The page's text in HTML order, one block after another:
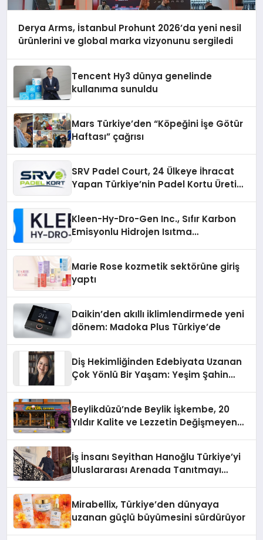
Derya Arms, İstanbul Prohunt 2026’da yeni nesil
ürünlerini ve global marka vizyonunu sergiledi
Tencent Hy3 dünya genelinde
kullanıma sunuldu
Mars Türkiye’den “Köpeğini İşe Götür
Haftası” çağrısı
SRV Padel Court, 24 Ülkeye İhracat
Yapan Türkiye’nin Padel Kortu Üretim
Kleen-Hy-Dro-Gen Inc., Sıfır Karbon
Emisyonlu Hidrojen Isıtma
Marie Rose kozmetik sektörüne giriş
yaptı
Daikin’den akıllı iklimlendirmede yeni
dönem: Madoka Plus Türkiye’de
Diş Hekimliğinden Edebiyata Uzanan
Çok Yönlü Bir Yaşam: Yeşim Şahin
Beylikdüzü’nde Beylik İşkembe, 20
Yıldır Kalite ve Lezzetin Değişmeyen
İş İnsanı Seyithan Hanoğlu Türkiye’yi
Uluslararası Arenada Tanıtmayı
Mirabellix, Türkiye’den dünyaya
uzanan güçlü büyümesini sürdürüyor